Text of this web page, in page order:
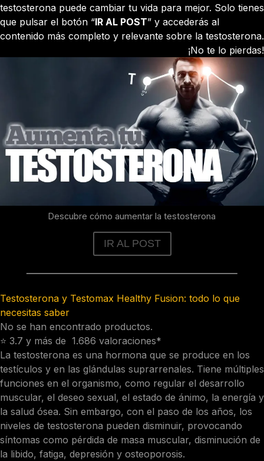
testosterona puede cambiar tu vida para mejor. Solo tienes
que pulsar el botón “IR AL POST” y accederás al
contenido más completo y relevante sobre la testosterona.
¡No te lo pierdas!
Descubre cómo aumentar la testosterona
IR AL POST
Testosterona y Testomax Healthy Fusion: todo lo que
necesitas saber
No se han encontrado productos.
⭐️ 3.7 y más de 1.686 valoraciones*
La testosterona es una hormona que se produce en los
testículos y en las glándulas suprarrenales. Tiene múltiples
funciones en el organismo, como regular el desarrollo
muscular, el deseo sexual, el estado de ánimo, la energía y
la salud ósea. Sin embargo, con el paso de los años, los
niveles de testosterona pueden disminuir, provocando
síntomas como pérdida de masa muscular, disminución de
la libido, fatiga, depresión y osteoporosis.